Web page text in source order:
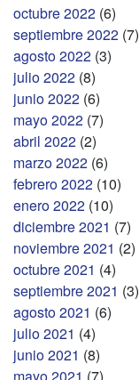
octubre 2022 (6)
septiembre 2022 (7)
agosto 2022 (3)
julio 2022 (8)
junio 2022 (6)
mayo 2022 (7)
abril 2022 (2)
marzo 2022 (6)
febrero 2022 (10)
enero 2022 (10)
diciembre 2021 (7)
noviembre 2021 (2)
octubre 2021 (4)
septiembre 2021 (3)
agosto 2021 (6)
julio 2021 (4)
junio 2021 (8)
mayo 2021 (7)